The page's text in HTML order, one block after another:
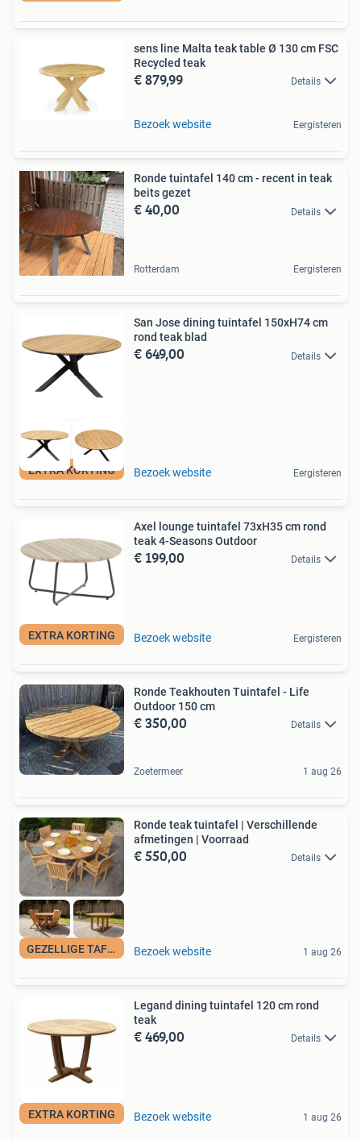
sens line Malta teak table Ø 130 cm FSC
Recycled teak
€ 879,99 Details
Bezoek website Eergisteren
Ronde tuintafel 140 cm - recent in teak
beits gezet
€ 40,00 Details
Rotterdam Eergisteren
EXTRA KORTING
San Jose dining tuintafel 150xH74 cm
rond teak blad
€ 649,00 Details
Bezoek website Eergisteren
EXTRA KORTING
Axel lounge tuintafel 73xH35 cm rond
teak 4-Seasons Outdoor
€ 199,00 Details
Bezoek website Eergisteren
Ronde Teakhouten Tuintafel - Life
Outdoor 150 cm
€ 350,00 Details
Zoetermeer 1 aug 26
GEZELLIGE TAFELS
Ronde teak tuintafel | Verschillende
afmetingen | Voorraad
€ 550,00 Details
Bezoek website 1 aug 26
EXTRA KORTING
Legand dining tuintafel 120 cm rond
teak
€ 469,00 Details
Bezoek website 1 aug 26